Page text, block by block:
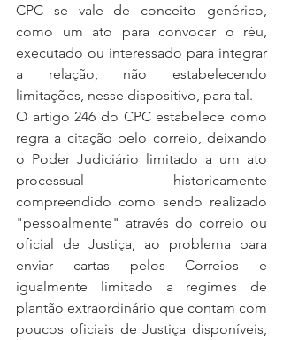
CPC se vale de conceito genérico,
como um ato para convocar o réu,
executado ou interessado para integrar
a relação, não estabelecendo
limitações, nesse dispositivo, para tal.
O artigo 246 do CPC estabelece como
regra a citação pelo correio, deixando
o Poder Judiciário limitado a um ato
processual historicamente
compreendido como sendo realizado
"pessoalmente" através do correio ou
oficial de Justiça, ao problema para
enviar cartas pelos Correios e
igualmente limitado a regimes de
plantão extraordinário que contam com
poucos oficiais de Justiça disponíveis,